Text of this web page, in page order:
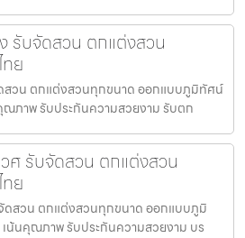
รับจัดสวน ตกแต่งสวน
ย
วน ตกแต่งสวนทุกขนาด ออกแบบภูมิทัศน์
ณภาพ รับประกันความสวยงาม รับตก
ศ รับจัดสวน ตกแต่งสวน
ย
ดสวน ตกแต่งสวนทุกขนาด ออกแบบภูมิ
เน้นคุณภาพ รับประกันความสวยงาม บร